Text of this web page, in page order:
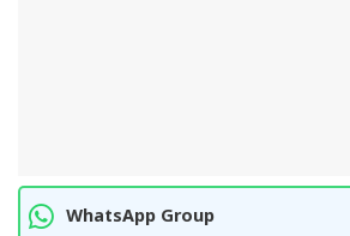
WhatsApp Group